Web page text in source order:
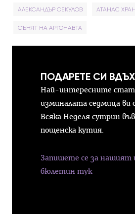
АЛЕКСАНДЪР СЕКУЛОВ АТАНАС
СЪНЯТ НА АРГОНАВТА
ПОДАРЕТЕ СИ
Най-интересните
изминалата седмица ви
Всяка Неделя сутрин
пощенска кутия.
Запишете се за нашият
бюлетин тук